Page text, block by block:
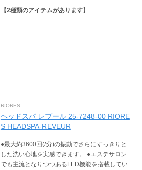
【2種類のアイテムがあります】
RIORES
ヘッドスパ レブール 25-7248-00 RIORE
S HEADSPA-REVEUR
●最大約3600回(/分)の振動でさらにすっきりと
した洗い心地を実感できます。 ●エステサロン
でも主流となりつつあるLED機能を搭載してい